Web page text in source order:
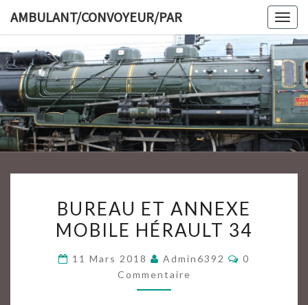
content
AMBULANT/CONVOYEUR/PAR
ANNEXE
HÉRAULT
34
BUREAU ET ANNEXE
MOBILE HÉRAULT 34
11 Mars 2018 Admin6392
0
Commentaire